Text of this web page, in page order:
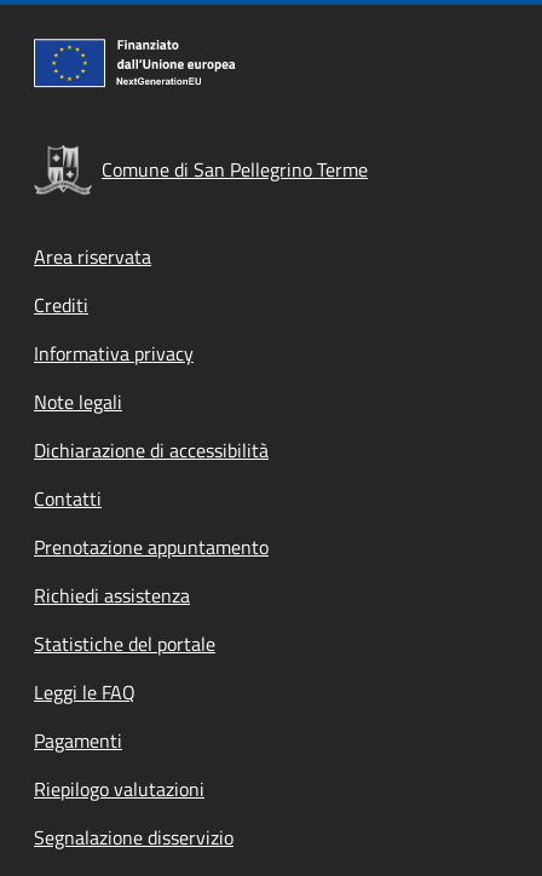
Comune di San Pellegrino Terme
Footer menu
Area riservata
Crediti
Informativa privacy
Note legali
Dichiarazione di accessibilità
Contatti
Prenotazione appuntamento
Richiedi assistenza
Statistiche del portale
Leggi le FAQ
Pagamenti
Riepilogo valutazioni
Segnalazione disservizio